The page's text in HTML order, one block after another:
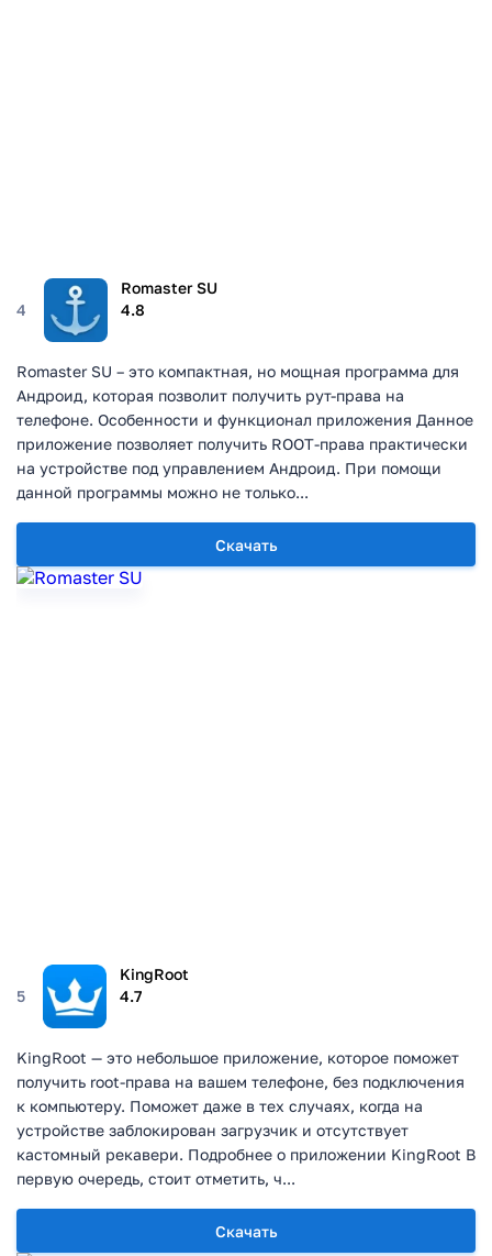
4
Romaster SU
4.8
Скачать
Romaster SU – это компактная, но мощная программа для
Андроид, которая позволит получить рут-права на
телефоне. Особенности и функционал приложения Данное
приложение позволяет получить ROOT-права практически
на устройстве под управлением Андроид. При помощи
данной программы можно не только...
5
KingRoot
4.7
Скачать
KingRoot — это небольшое приложение, которое поможет
получить root-права на вашем телефоне, без подключения
к компьютеру. Поможет даже в тех случаях, когда на
устройстве заблокирован загрузчик и отсутствует
кастомный рекавери. Подробнее о приложении KingRoot В
первую очередь, стоит отметить, ч...